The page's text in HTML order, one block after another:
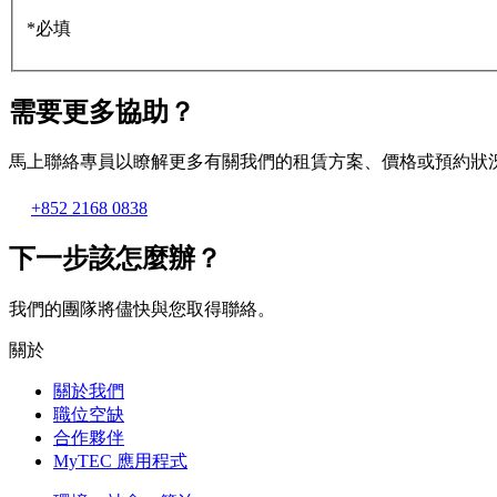
*必填
需要更多協助？
馬上聯絡專員以瞭解更多有關我們的租賃方案、價格或預約狀
+852 2168 0838
下一步該怎麼辦？
我們的團隊將儘快與您取得聯絡。
關於
關於我們
職位空缺
合作夥伴
MyTEC 應用程式